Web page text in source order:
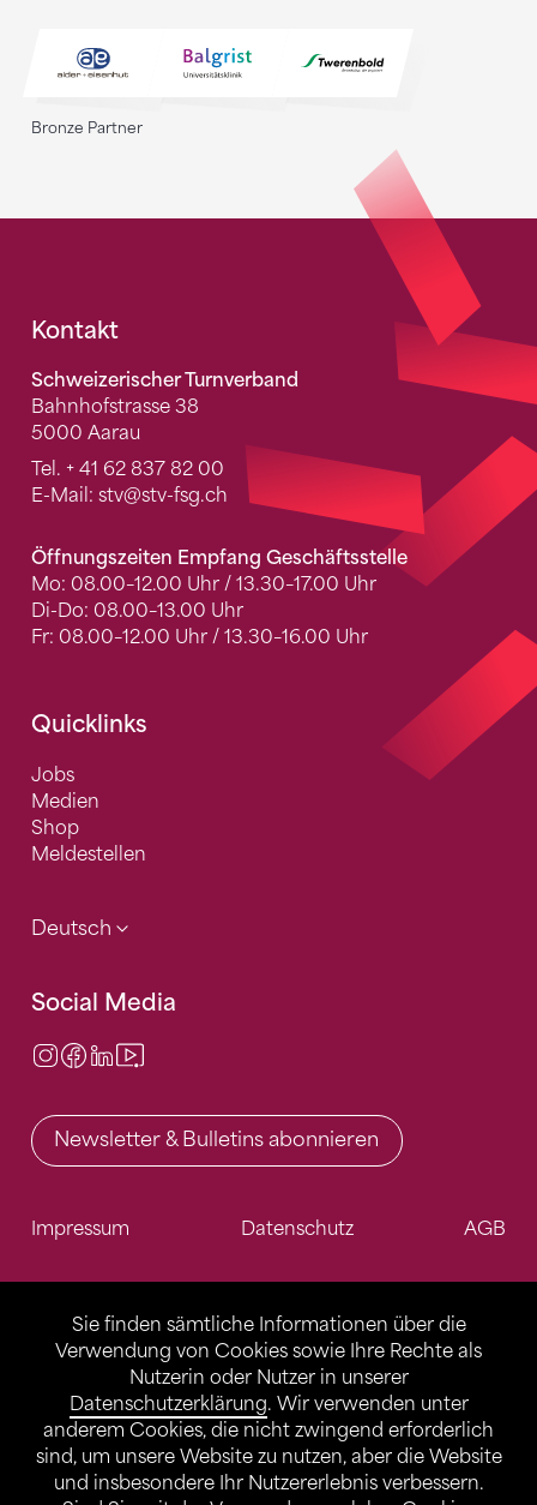
Sie finden sämtliche Informationen über die
Verwendung von Cookies sowie Ihre Rechte als
Nutzerin oder Nutzer in unserer
Datenschutzerklärung. Wir verwenden unter
anderem Cookies, die nicht zwingend erforderlich
sind, um unsere Website zu nutzen, aber die Website
und insbesondere Ihr Nutzererlebnis verbessern.
Bronze Partner
Fusszeile
Kontakt
Schweizerischer Turnverband
Bahnhofstrasse 38
5000 Aarau
Tel. + 41 62 837 82 00
E-Mail: stv@stv-fsg.ch
Öffnungszeiten Empfang Geschäftsstelle
Mo: 08.00–12.00 Uhr / 13.30–17.00 Uhr
Di-Do: 08.00–13.00 Uhr
Fr: 08.00–12.00 Uhr / 13.30–16.00 Uhr
Quicklinks
Jobs
Medien
Shop
Meldestellen
Deutsch
Social Media
Instagram
Facebook
LinkedIn
Newsletter & Bulletins abonnieren
Impressum Datenschutz AGB